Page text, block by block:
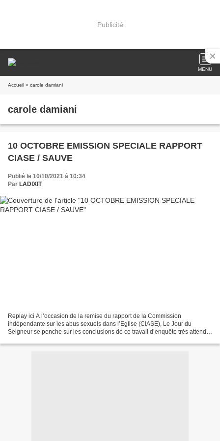
Publicité
MENU
Accueil » carole damiani
carole damiani
10 OCTOBRE EMISSION SPECIALE RAPPORT
CIASE / SAUVE
Publié le 10/10/2021 à 10:34
Par LADIXIT
Replay ici A l’occasion de la remise du rapport de la Commission
indépendante sur les abus sexuels dans l’Eglise (CIASE), Le Jour du
Seigneur se penche sur les conclusions de ce travail d’enquête très attendu,